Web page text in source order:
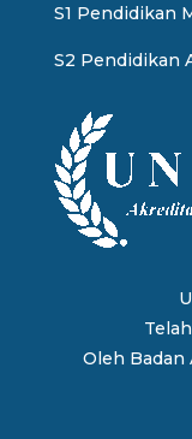
S1 Pendidikan
S2 Pendidikan
Oleh Badan